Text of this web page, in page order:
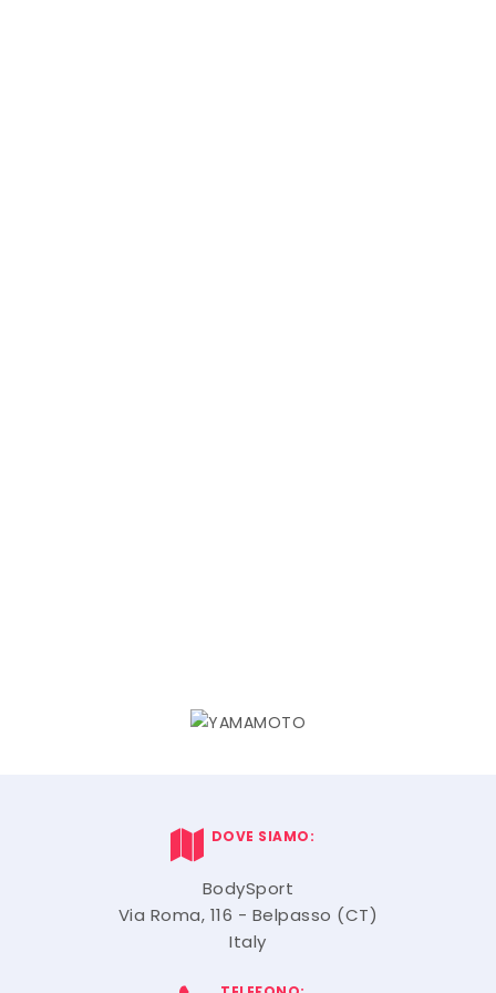
DOVE SIAMO:
BodySport
Via Roma, 116 - Belpasso (CT)
Italy